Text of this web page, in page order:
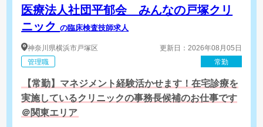
医療法人社団平郁会 みんなの戸塚クリ
ニックの臨床検査技師求人
神奈川県横浜市戸塚区
管理職
更新日：2026年08月05日
常勤
【常勤】マネジメント経験活かせます！在宅診療を
実施しているクリニックの事務長候補のお仕事です
＠関東エリア